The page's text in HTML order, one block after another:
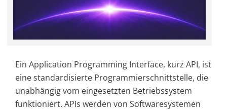
Ein Application Programming Interface, kurz API, ist
eine standardisierte Programmierschnittstelle, die
unabhängig vom eingesetzten Betriebssystem
funktioniert. APIs werden von Softwaresystemen